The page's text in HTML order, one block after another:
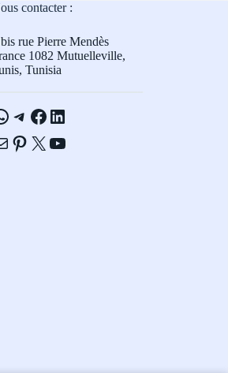
contacter :
rue Pierre Mendès
1082 Mutuelleville,
Tunisia
Telegram
Facebook
LinkedIn
mail
Pinterest
X YouTube